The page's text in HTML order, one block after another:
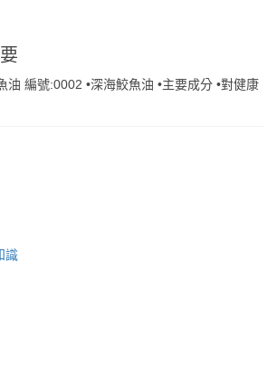
油 編號:0002 •深海鮫魚油 •主要成分 •對健康
識